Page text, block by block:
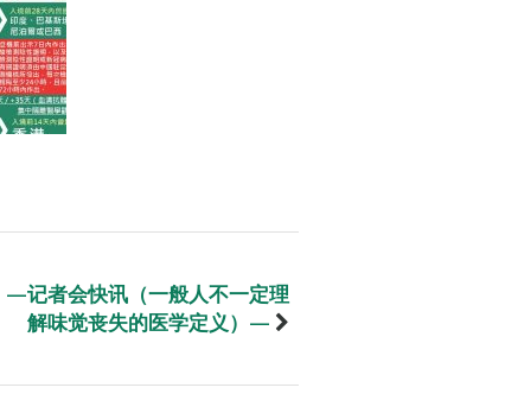
—记者会快讯（一般人不一定理
解味觉丧失的医学定义）—